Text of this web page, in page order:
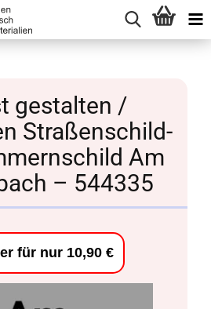
gestalten /
Straßenschild-
Am
– 544335
für nur 10,90 €